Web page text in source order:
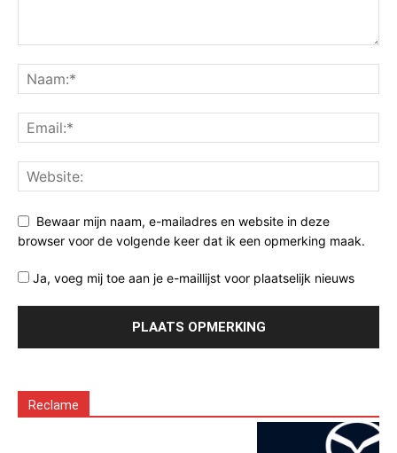
Bewaar mijn naam, e-mailadres en website in deze
browser voor de volgende keer dat ik een opmerking maak.
Ja, voeg mij toe aan je e-maillijst voor plaatselijk nieuws
Reclame